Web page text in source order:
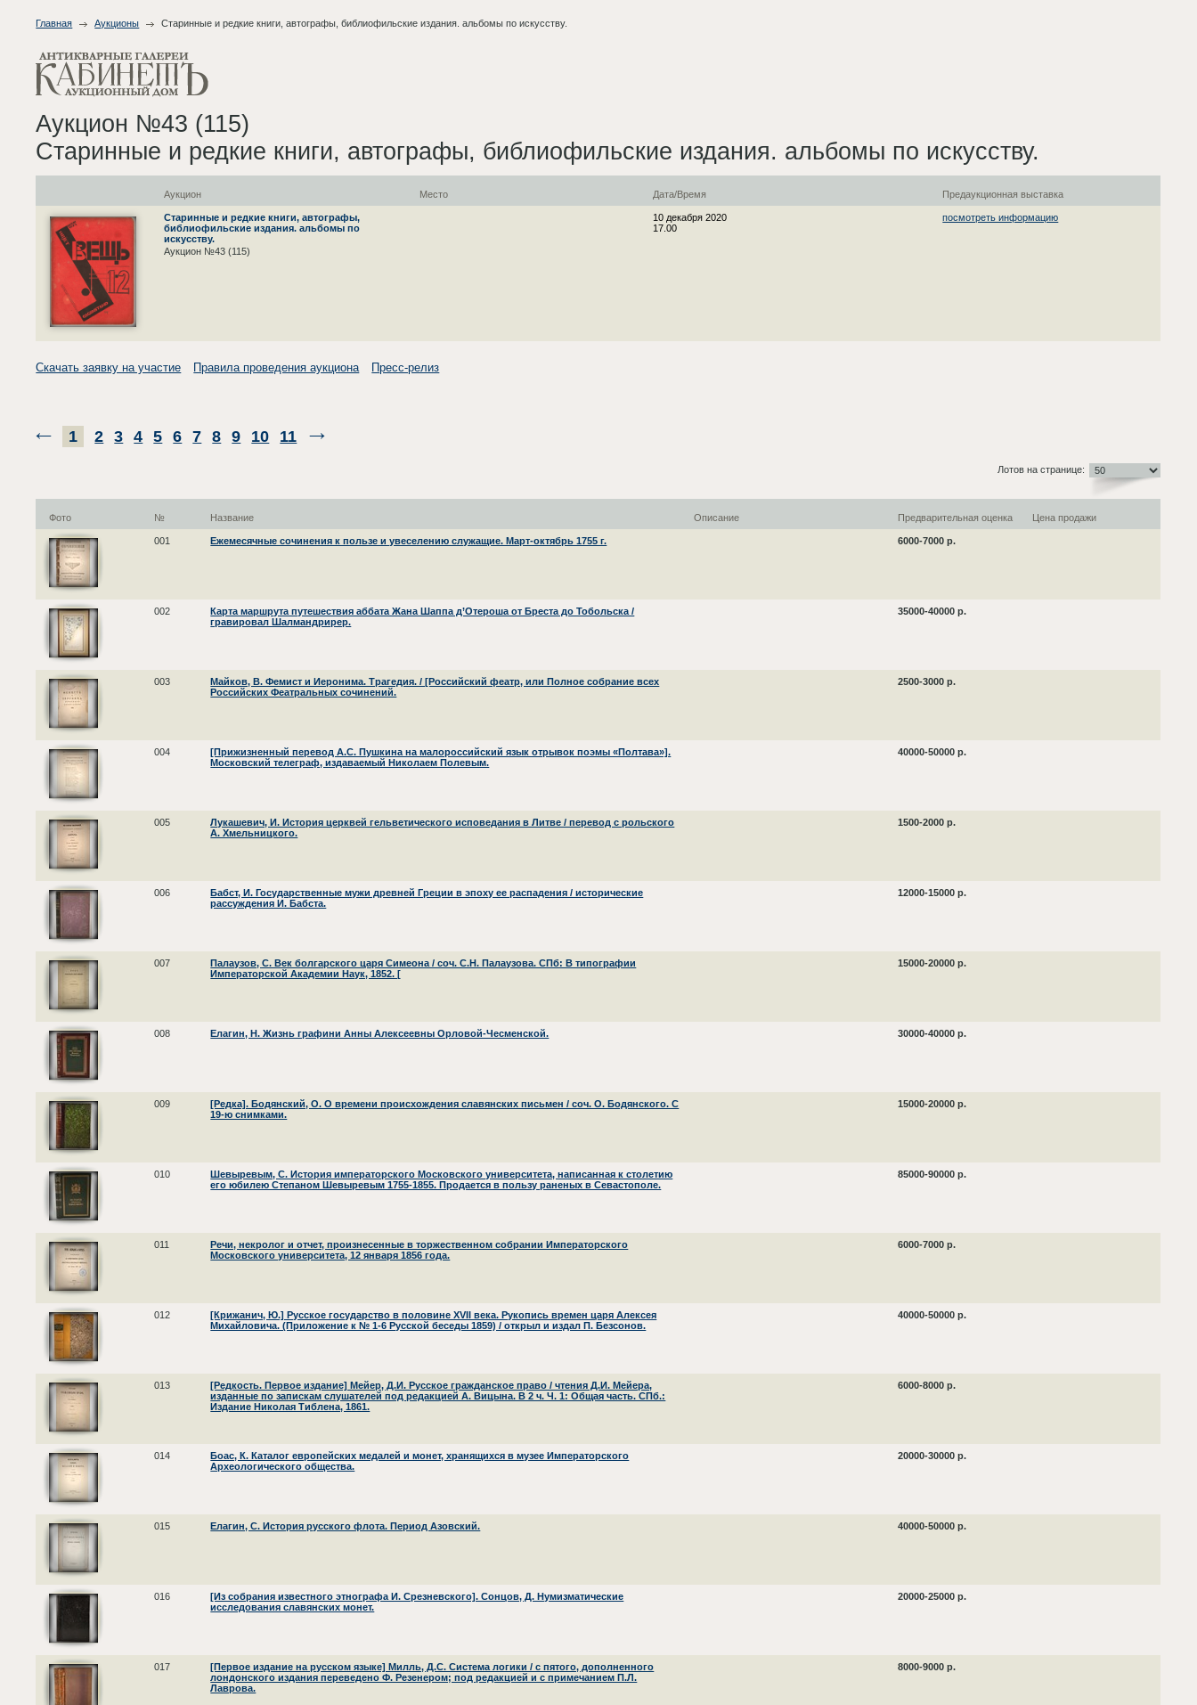
Главная Аукционы Старинные и редкие книги, автографы, библиофильские издания. альбомы по искусству.
Аукцион №43 (115)
Старинные и редкие книги, автографы, библиофильские издания. альбомы по искусству.
Аукцион Место Дата/Время Предаукционная выставка
Старинные и редкие книги, автографы,
библиофильские издания. альбомы по
искусству.
Аукцион №43 (115)
10 декабря 2020
17.00
посмотреть информацию
Скачать заявку на участие Правила проведения аукциона Пресс-релиз
1 2 3 4 5 6 7 8 9 10 11
Лотов на странице:
Фото № Название Описание Предварительная оценка Цена продажи
001 Ежемесячные сочинения к пользе и увеселению служащие. Март-октябрь 1755 г. 6000-7000 р.
002
Карта маршрута путешествия аббата Жана Шаппа д’Отероша от Бреста до Тобольска /
гравировал Шалмандрирер.
35000-40000 р.
003
Майков, В. Фемист и Иеронима. Трагедия. / [Российский феатр, или Полное собрание всех
Российских Феатральных сочинений.
2500-3000 р.
004
[Прижизненный перевод А.С. Пушкина на малороссийский язык отрывок поэмы «Полтава»].
Московский телеграф, издаваемый Николаем Полевым.
40000-50000 р.
005
Лукашевич, И. История церквей гельветического исповедания в Литве / перевод с рольского
А. Хмельницкого.
1500-2000 р.
006
Бабст, И. Государственные мужи древней Греции в эпоху ее распадения / исторические
рассуждения И. Бабста.
12000-15000 р.
007
Палаузов, С. Век болгарского царя Симеона / соч. С.Н. Палаузова. СПб: В типографии
Императорской Академии Наук, 1852. [
15000-20000 р.
008 Елагин, Н. Жизнь графини Анны Алексеевны Орловой-Чесменской. 30000-40000 р.
009
[Редка]. Бодянский, О. О времени происхождения славянских письмен / соч. О. Бодянского. С
19-ю снимками.
15000-20000 р.
010
Шевыревым, С. История императорского Московского университета, написанная к столетию
его юбилею Степаном Шевыревым 1755-1855. Продается в пользу раненых в Севастополе.
85000-90000 р.
011
Речи, некролог и отчет, произнесенные в торжественном собрании Императорского
Московского университета, 12 января 1856 года.
6000-7000 р.
012
[Крижанич, Ю.] Русское государство в половине XVII века. Рукопись времен царя Алексея
Михайловича. (Приложение к № 1-6 Русской беседы 1859) / открыл и издал П. Безсонов.
40000-50000 р.
013
[Редкость. Первое издание] Мейер, Д.И. Русское гражданское право / чтения Д.И. Мейера,
изданные по запискам слушателей под редакцией А. Вицына. В 2 ч. Ч. 1: Общая часть. СПб.:
Издание Николая Тиблена, 1861.
6000-8000 р.
014
Боас, К. Каталог европейских медалей и монет, хранящихся в музее Императорского
Археологического общества.
20000-30000 р.
015 Елагин, С. История русского флота. Период Азовский. 40000-50000 р.
016
[Из собрания известного этнографа И. Срезневского]. Сонцов, Д. Нумизматические
исследования славянских монет.
20000-25000 р.
017
[Первое издание на русском языке] Милль, Д.С. Система логики / с пятого, дополненного
лондонского издания переведено Ф. Резенером; под редакцией и с примечанием П.Л.
Лаврова.
8000-9000 р.